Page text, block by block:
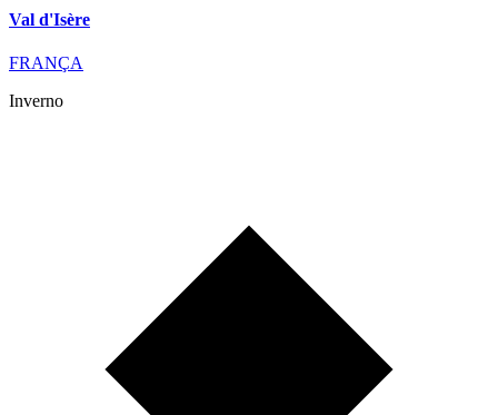
Val d'Isère
FRANÇA
Inverno